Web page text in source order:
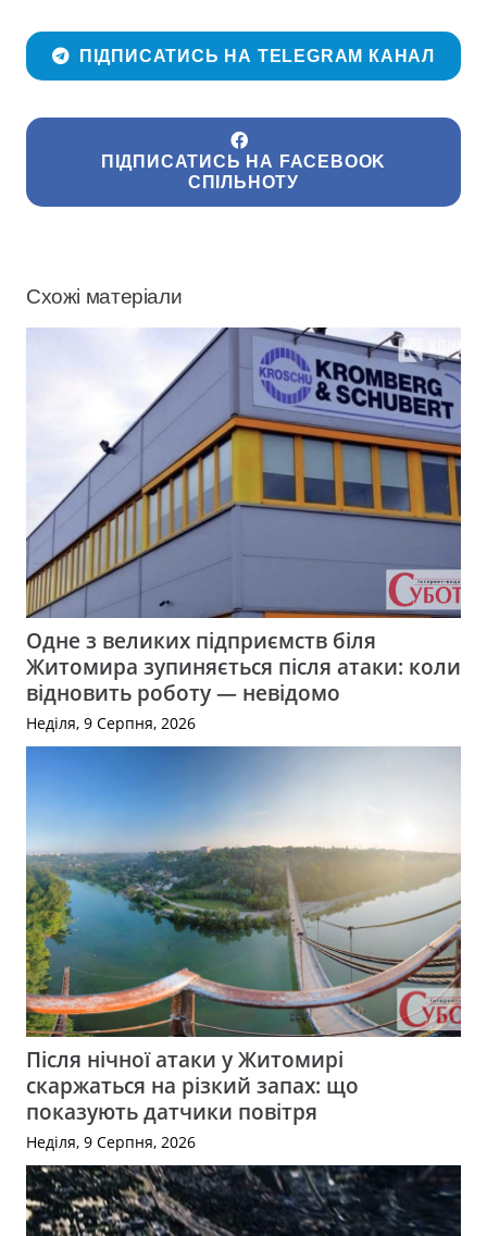
ПІДПИСАТИСЬ НА TELEGRAM КАНАЛ
ПІДПИСАТИСЬ НА FACEBOOK
СПІЛЬНОТУ
Схожі матеріали
Одне з великих підприємств біля
Житомира зупиняється після атаки: коли
відновить роботу — невідомо
Неділя, 9 Серпня, 2026
Після нічної атаки у Житомирі
скаржаться на різкий запах: що
показують датчики повітря
Неділя, 9 Серпня, 2026